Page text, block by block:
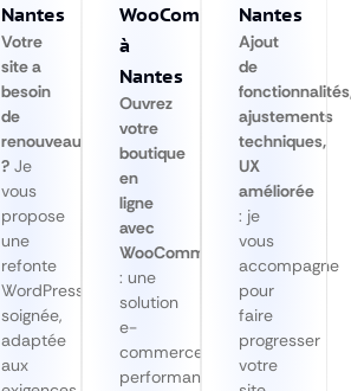
Nantes
Votre
site a
besoin
de
renouveau
? Je
vous
propose
une
refonte
WordPress
soignée,
adaptée
aux
WooCommerce
à
Nantes
Ouvrez
votre
boutique
en
ligne
avec
WooCommerce
: une
solution
e-
commerce
performante
Nantes
Ajout
de
ajustements
techniques,
UX
améliorée
: je
vous
accompagne
pour
faire
progresser
votre